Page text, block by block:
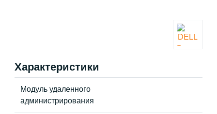
Характеристики
Модуль удаленного
администрирования